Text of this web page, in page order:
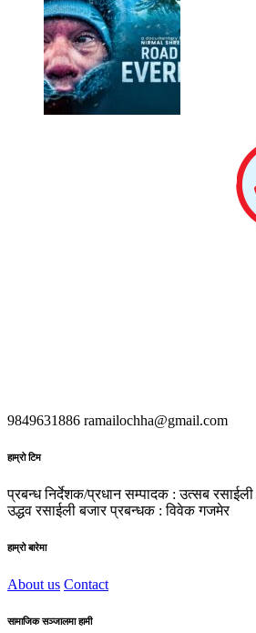
9849631886 ramailochha@gmail.com
हाम्रो टिम
प्रबन्ध निर्देशक/प्रधान सम्पादक : उत्सब रसाईली
उद्धव रसाईली बजार प्रबन्धक : विवेक गजमेर
हाम्रो बारेमा
About us Contact
सामाजिक सञ्जालमा हामी